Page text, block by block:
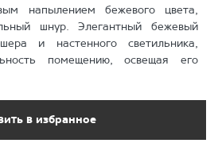
напылением бежевого цвета,
шнур. Элегантный бежевый
и настенного светильника,
помещению, освещая его
в избранное